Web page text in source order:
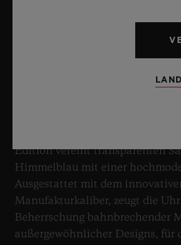
BIG BANG
8. Juli 2026, Nyon, Schweiz –
Edition vereint transparenten
Himmelblau mit einer
Ausgestattet mit dem
Manufakturkaliber, zeugt die
Beherrschung bahnbrechender
außergewöhnlicher Designs, für